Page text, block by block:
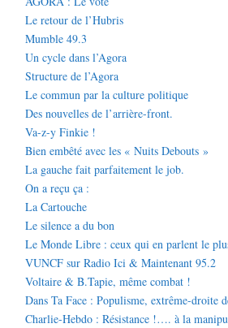
Le retour de l’Hubris
Mumble 49.3
Un cycle dans l’Agora
Structure de l’Agora
Le commun par la culture politique
Des nouvelles de l’arrière-front.
Va-z-y Finkie !
Bien embêté avec les « Nuits Debouts »
La gauche fait parfaitement le job.
On a reçu ça :
La Cartouche
Le silence a du bon
Le Monde Libre : ceux qui en parlent le
VUNCF sur Radio Ici & Maintenant 95.2
Voltaire & B.Tapie, même combat !
Dans Ta Face : Populisme, extrême-droite
Charlie-Hebdo : Résistance !…. à la